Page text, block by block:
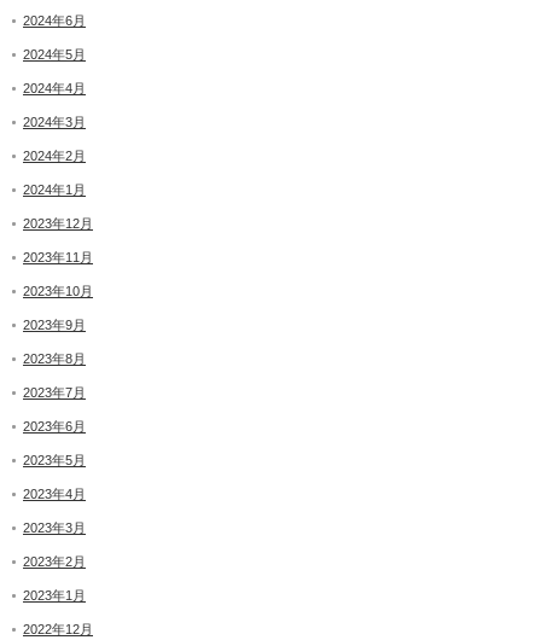
2024年6月
2024年5月
2024年4月
2024年3月
2024年2月
2024年1月
2023年12月
2023年11月
2023年10月
2023年9月
2023年8月
2023年7月
2023年6月
2023年5月
2023年4月
2023年3月
2023年2月
2023年1月
2022年12月